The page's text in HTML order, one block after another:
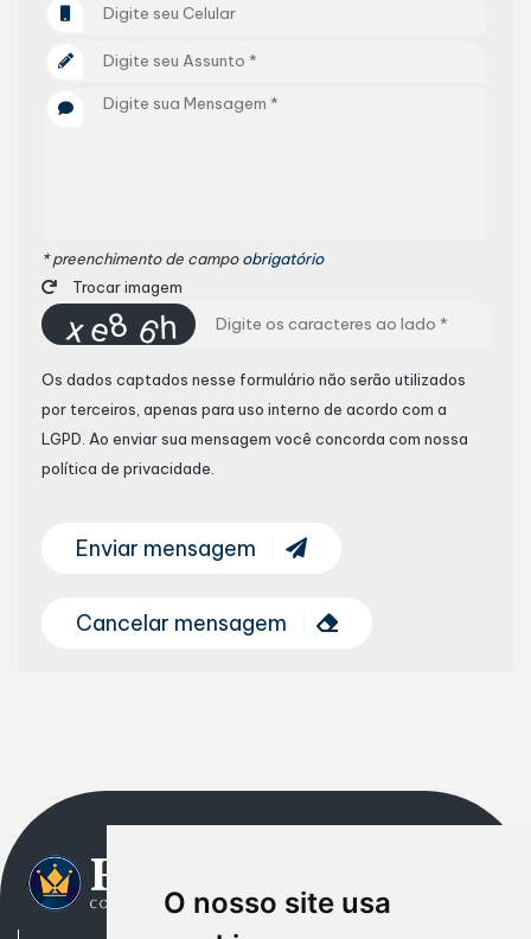
O nosso site usa
* preenchimento de campoobrigatório
Trocar imagem
Os dados captados nesse formulário não serão utilizados
por terceiros, apenas para uso interno de acordo com a
LGPD. Ao enviar sua mensagem você concorda com nossa
política de privacidade.
Enviar mensagem
Cancelar mensagem